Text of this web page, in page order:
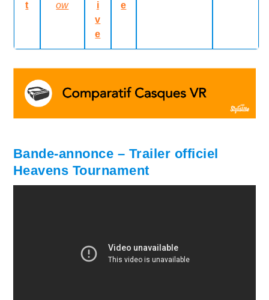
t
ow
i
v
e
e
Bande-annonce – Trailer officiel
Heavens Tournament